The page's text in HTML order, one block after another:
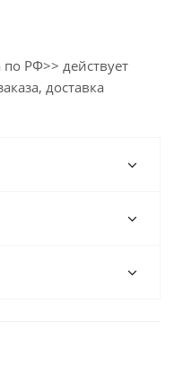
РФ>> действует
доставка